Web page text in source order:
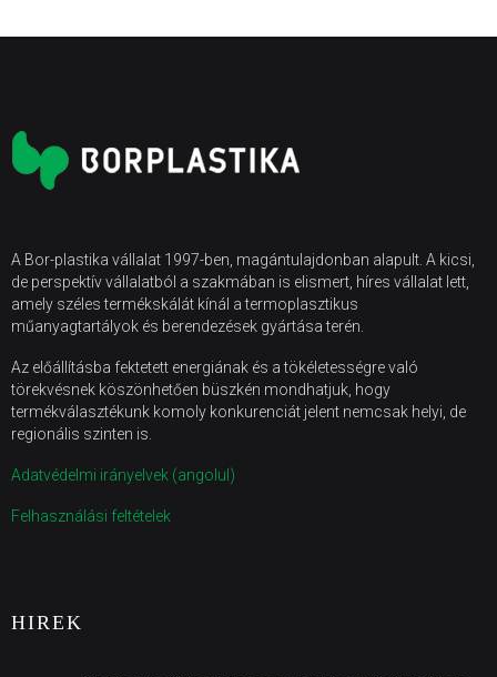
A Bor-plastika vállalat 1997-ben, magántulajdonban alapult. A kicsi,
de perspektív vállalatból a szakmában is elismert, híres vállalat lett,
amely széles termékskálát kínál a termoplasztikus
műanyagtartályok és berendezések gyártása terén.
Az előállításba fektetett energiának és a tökéletességre való
törekvésnek köszönhetően büszkén mondhatjuk, hogy
termékválasztékunk komoly konkurenciát jelent nemcsak helyi, de
regionális szinten is.
Adatvédelmi irányelvek (angolul)
Felhasználási feltételek
HIREK